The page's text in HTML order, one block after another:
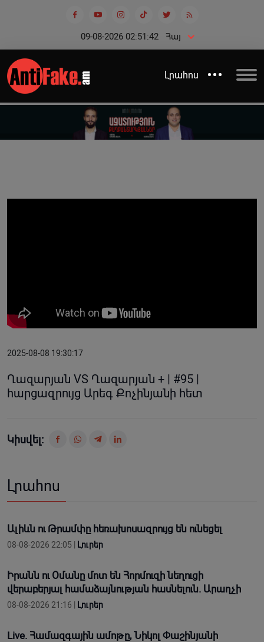
09-08-2026 02:51:42 Հայ
Լրահոս
2025-08-08 19:30:17
Ղազարյան VS Ղազարյան + | #95 |
հարցազրույց Արեգ Քոչինյանի հետ
Կիսվել:
Լրահոս
Ալիևն ու Թրամփը հեռախոսազրույց են ունեցել
08-08-2026 22:05 | Լուրեր
Իրանն ու Օմանը մոտ են Հորմուզի նեղուցի
վերաբերյալ համաձայնության հասնելուն. Արաղչի
08-08-2026 21:16 | Լուրեր
Live. Համազգային ամոթը, Նիկոլ Փաշինյանի